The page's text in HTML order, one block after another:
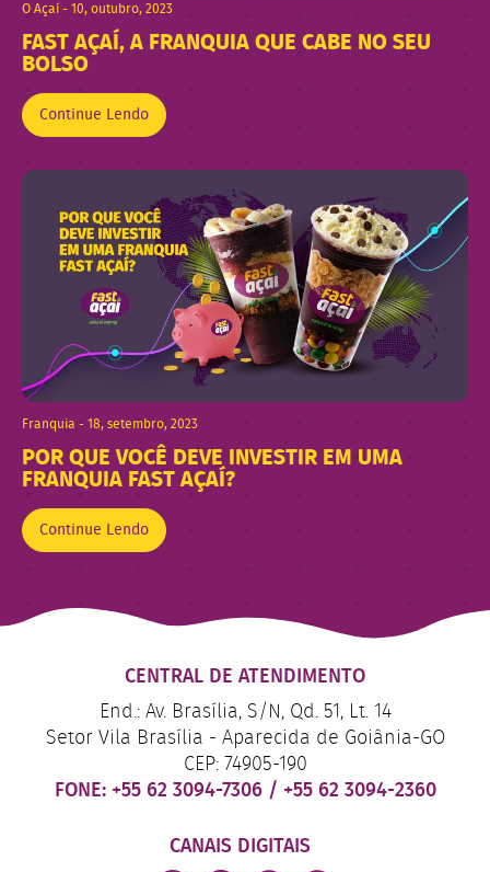
O Açaí - 10, outubro, 2023
FAST AÇAÍ, A FRANQUIA QUE CABE NO SEU
BOLSO
Continue Lendo
Franquia - 18, setembro, 2023
POR QUE VOCÊ DEVE INVESTIR EM UMA
FRANQUIA FAST AÇAÍ?
Continue Lendo
CENTRAL DE ATENDIMENTO
End.: Av. Brasília, S/N, Qd. 51, Lt. 14
Setor Vila Brasília - Aparecida de Goiânia-GO
CEP: 74905-190
FONE: +55 62 3094-7306 / +55 62 3094-2360
CANAIS DIGITAIS